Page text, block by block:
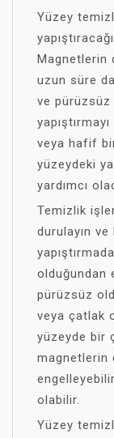
Yüzey
Magnetlerin
uzun süre
ve pürüzsüz
veya hafif
yüzeydeki
yardımcı
Temizlik
durulayın ve
olduğundan
pürüzsüz
veya çatlak
yüzeyde bir
magnetlerin
olabilir.
Yüzey